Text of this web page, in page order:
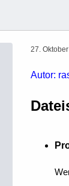
27.
Autor: